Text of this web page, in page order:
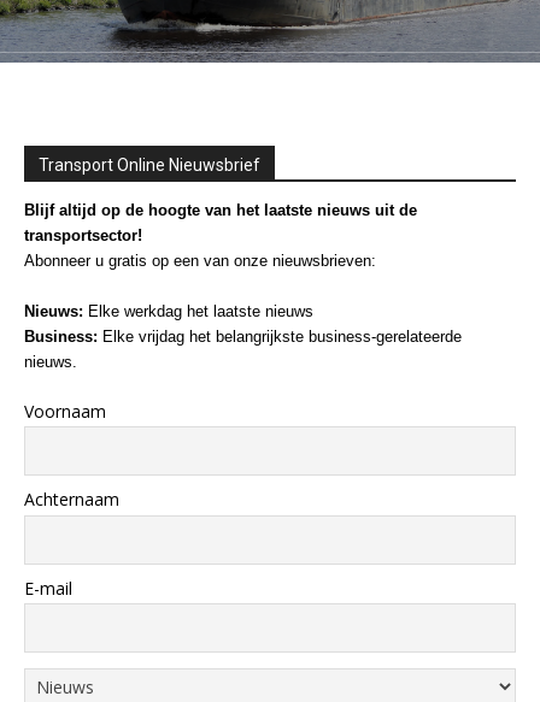
Transport Online Nieuwsbrief
Blijf altijd op de hoogte van het laatste nieuws uit de
transportsector!
Abonneer u gratis op een van onze nieuwsbrieven:
Nieuws: Elke werkdag het laatste nieuws
Business: Elke vrijdag het belangrijkste business-gerelateerde
nieuws.
Voornaam
Achternaam
E-mail